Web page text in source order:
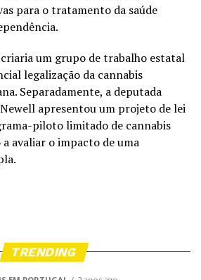
para o tratamento da saúde
um grupo de trabalho estatal
legalização da cannabis
Separadamente, a deputada
apresentou um projeto de lei
piloto limitado de cannabis
avaliar o impacto de uma
TRENDING